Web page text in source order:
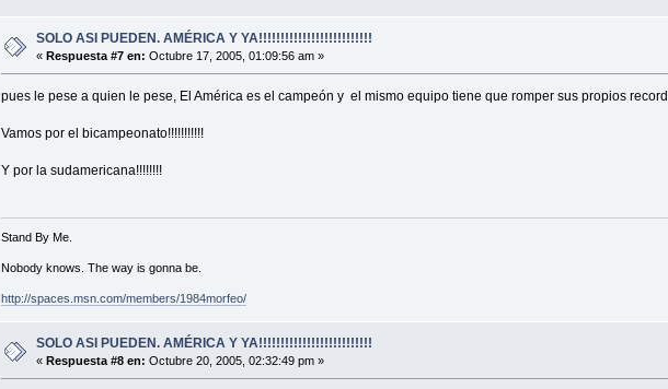
SOLO ASI PUEDEN. AMÉRICA Y YA!!!!!!!!!!!!!!!!!!!!!!!!!!
«Respuesta #7 en: Octubre 17, 2005, 01:09:56 am »
pues le pese a quien le pese, El América es el campeón y el mismo equipo tiene que romper sus propios
Vamos por el bicampeonato!!!!!!!!!!!
Y por la sudamericana!!!!!!!!
Stand By Me.
Nobody knows. The way is gonna be.
http://spaces.msn.com/members/1984morfeo/
SOLO ASI PUEDEN. AMÉRICA Y YA!!!!!!!!!!!!!!!!!!!!!!!!!!
« Respuesta #8 en: Octubre 20, 2005, 02:32:49 pm »